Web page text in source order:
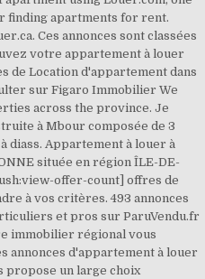
finding apartments for rent.
Ces annonces sont classées
votre appartement à louer
de Location d'appartement dans
sur Figaro Immobilier We
across the province. Je
à Mbour composée de 3
diass. Appartement à louer à
située en région ÎLE-DE-
offer-count] offres de
à vos critères. 493 annonces
et pros sur ParuVendu.fr
immobilier régional vous
annonces d'appartement à louer
propose un large choix